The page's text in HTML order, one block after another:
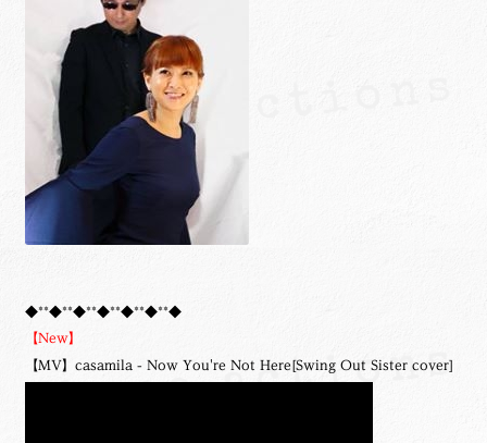
◆**◆**◆**◆**◆**◆**◆
【New】
【MV】casamila - Now You're Not Here[Swing Out Sister cover]